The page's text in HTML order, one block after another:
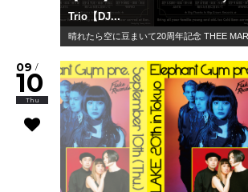
Trio【DJ...
晴れたら空に豆まいて20周年記念 THEE
09 /
10
Thu